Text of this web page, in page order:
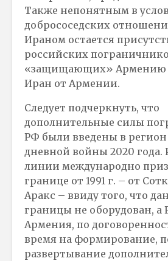
Также непонятным в
добрососедских
Ираном остается
российских
«защищающих» Армению
Иран от Армении.
Следует подчеркнуть, что
дополнительные силы
РФ были введены в регион
дневной войны 2020 года.
линии международно
границе от 1991 г. – от
Аракс – ввиду того, что
границы не оборудован, а
Армения, по
время на формирование,
развертывание